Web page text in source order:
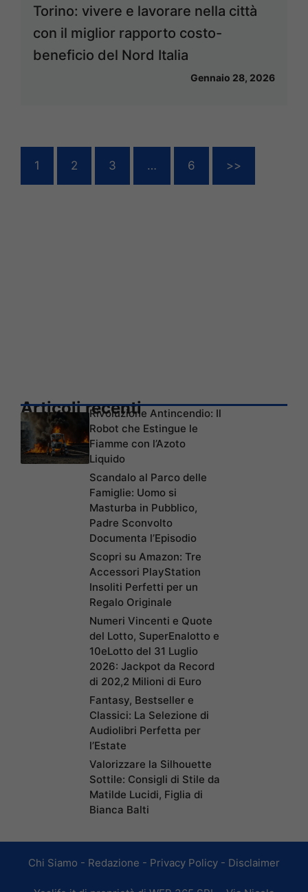
Torino: vivere e lavorare nella città
con il miglior rapporto costo-
beneficio del Nord Italia
Gennaio 28, 2026
1 2 3 … 6 >>
Articoli recentiRivoluzione Antincendio: Il
Robot che Estingue le
Fiamme con l’Azoto
Liquido
Scandalo al Parco delle
Famiglie: Uomo si
Masturba in Pubblico,
Padre Sconvolto
Documenta l’Episodio
Scopri su Amazon: Tre
Accessori PlayStation
Insoliti Perfetti per un
Regalo Originale
Numeri Vincenti e Quote
del Lotto, SuperEnalotto e
10eLotto del 31 Luglio
2026: Jackpot da Record
di 202,2 Milioni di Euro
Fantasy, Bestseller e
Classici: La Selezione di
Audiolibri Perfetta per
l’Estate
Valorizzare la Silhouette
Sottile: Consigli di Stile da
Matilde Lucidi, Figlia di
Bianca Balti
Chi Siamo - Redazione - Privacy Policy - Disclaimer